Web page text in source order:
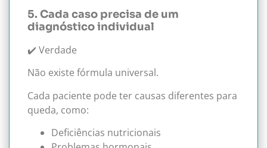
5. Cada caso precisa de um
diagnóstico individual
✔️ Verdade
Não existe fórmula universal.
Cada paciente pode ter causas diferentes para
queda, como:
Deficiências nutricionais